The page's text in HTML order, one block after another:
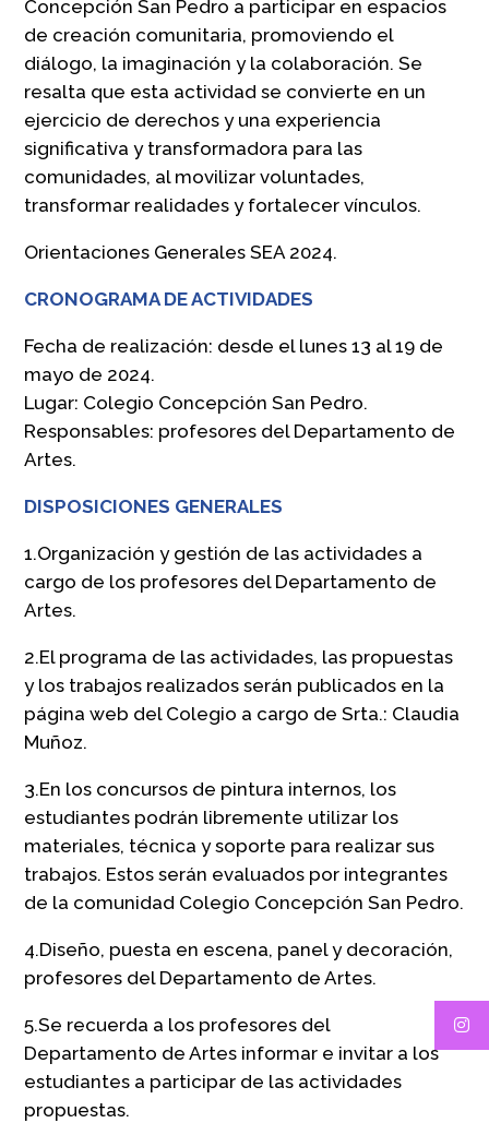
Concepción San Pedro a participar en espacios
de creación comunitaria, promoviendo el
diálogo, la imaginación y la colaboración. Se
resalta que esta actividad se convierte en un
ejercicio de derechos y una experiencia
significativa y transformadora para las
comunidades, al movilizar voluntades,
transformar realidades y fortalecer vínculos.
Orientaciones Generales SEA 2024.
CRONOGRAMA DE ACTIVIDADES
Fecha de realización: desde el lunes 13 al 19 de
mayo de 2024.
Lugar: Colegio Concepción San Pedro.
Responsables: profesores del Departamento de
Artes.
DISPOSICIONES GENERALES
1.Organización y gestión de las actividades a
cargo de los profesores del Departamento de
Artes.
2.El programa de las actividades, las propuestas
y los trabajos realizados serán publicados en la
página web del Colegio a cargo de Srta.: Claudia
Muñoz.
3.En los concursos de pintura internos, los
estudiantes podrán libremente utilizar los
materiales, técnica y soporte para realizar sus
trabajos. Estos serán evaluados por integrantes
de la comunidad Colegio Concepción San Pedro.
4.Diseño, puesta en escena, panel y decoración,
profesores del Departamento de Artes.
5.Se recuerda a los profesores del
Departamento de Artes informar e invitar a los
estudiantes a participar de las actividades
propuestas.